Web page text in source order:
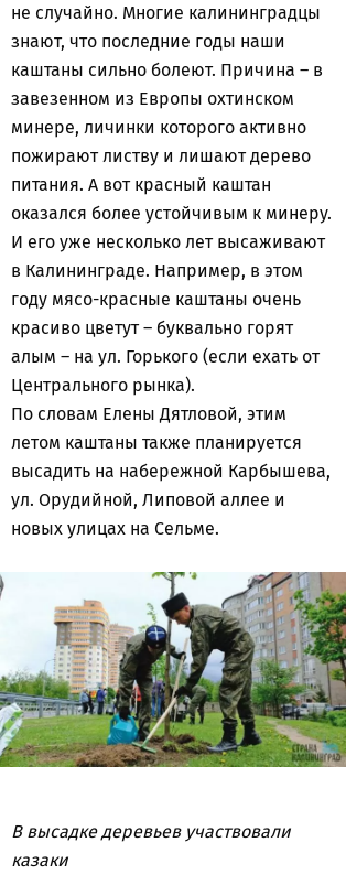
не случайно. Многие калининградцы
знают, что последние годы наши
каштаны сильно болеют. Причина – в
завезенном из Европы охтинском
минере, личинки которого активно
пожирают листву и лишают дерево
питания. А вот красный каштан
оказался более устойчивым к минеру.
И его уже несколько лет высаживают
в Калининграде. Например, в этом
году мясо-красные каштаны очень
красиво цветут – буквально горят
алым – на ул. Горького (если ехать от
Центрального рынка).
По словам Елены Дятловой, этим
летом каштаны также планируется
высадить на набережной Карбышева,
ул. Орудийной, Липовой аллее и
новых улицах на Сельме.
В высадке деревьев участвовали
казаки